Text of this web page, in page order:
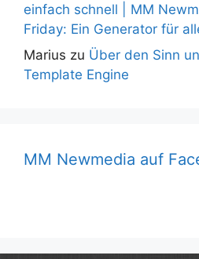
einfach schnell | MM
Friday: Ein Generator für
Marius zu Über den Sinn
Template Engine
MM Newmedia auf